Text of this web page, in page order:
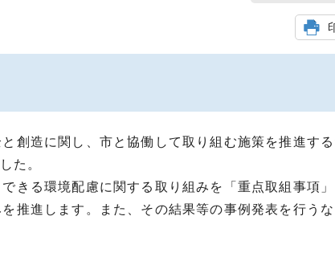
創造に関し、市と協働して取り組む施策を推進す
た。
きる環境配慮に関する取り組みを「重点取組事項
推進します。また、その結果等の事例発表を行う